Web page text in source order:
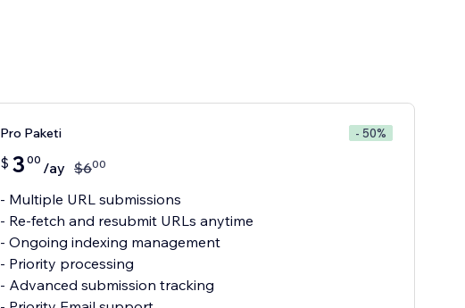
Pro Paketi - 50%
$ 3 00 /ay $600
- Multiple URL submissions
- Re-fetch and resubmit URLs anytime
- Ongoing indexing management
- Priority processing
- Advanced submission tracking